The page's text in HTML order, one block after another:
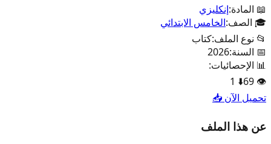
📖 المادة:إنكليزي
🎓 الصف:الخامس الابتدائي
📂 نوع الملف:كتاب
📅 السنة:2026
📊 الإحصائيات:
👁️
69
⬇️
1
تحميل الآن 📥
عن هذا الملف